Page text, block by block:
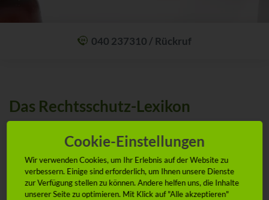
040 237310 / Rückruf
Das Rechtsschutz-Lexikon
Service
Cookie-Einstellungen
Wir verwenden Cookies, um Ihr Erlebnis auf der Website zu
verbessern. Einige sind erforderlich, um Ihnen unsere Dienste
zur Verfügung stellen zu können. Andere helfen uns, die Inhalte
unserer Seite zu optimieren. Mit Klick auf "Alle akzeptieren"